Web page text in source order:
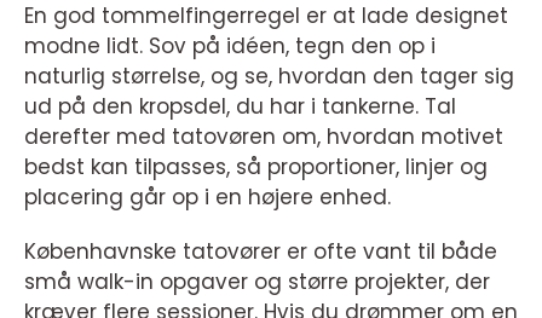
En god tommelfingerregel er at lade designet
modne lidt. Sov på idéen, tegn den op i
naturlig størrelse, og se, hvordan den tager sig
ud på den kropsdel, du har i tankerne. Tal
derefter med tatovøren om, hvordan motivet
bedst kan tilpasses, så proportioner, linjer og
placering går op i en højere enhed.
Københavnske tatovører er ofte vant til både
små walk-in opgaver og større projekter, der